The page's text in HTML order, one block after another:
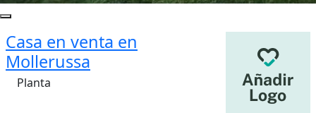
Casa en venta en
Mollerussa
Planta